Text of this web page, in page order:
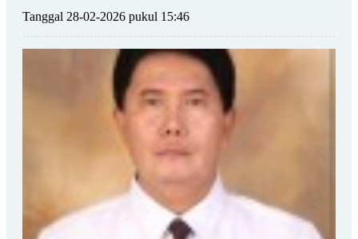
Tanggal 28-02-2026 pukul 15:46